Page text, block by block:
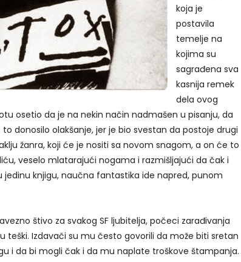
koja je
postavila
temelje na
kojima su
sagrađena sva
kasnija remek
dela ovog
osetio da je na nekin način nadmašen u pisanju, da
donosilo olakšanje, jer je bio svestan da postoje drugi
žanra, koji će je nositi sa novom snagom, a on će to
veselo mlatarajući nogama i razmišljajući da čak i
jedinu knjigu, naučna fantastika ide napred, punom
štivo za svakog SF ljubitelja, počeci zarađivanja
teški. Izdavači su mu često govorili da može biti sretan
i da bi mogli čak i da mu naplate troškove štampanja.